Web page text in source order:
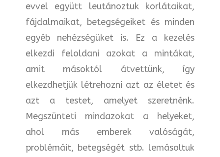
evvel együtt leutánoztuk korlátaikat,
fájdalmaikat, betegségeiket és minden
egyéb nehézségüket is. Ez a kezelés
elkezdi feloldani azokat a mintákat,
amit másoktól átvettünk, így
elkezdhetjük létrehozni azt az életet és
azt a testet, amelyet szeretnénk.
Megszünteti mindazokat a helyeket,
ahol más emberek valóságát,
problémáit, betegségét stb. lemásoltuk